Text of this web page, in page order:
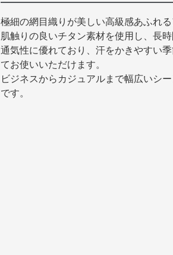
極細の網目織りが美しい高級感あふれ
肌触りの良いチタン素材を使用し、長
通気性に優れており、汗をかきやすい
てお使いいただけます。
ビジネスからカジュアルまで幅広いシ
です。